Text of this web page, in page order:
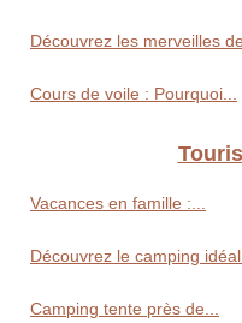
Découvrez les merveilles
Cours de voile : Pourquoi...
Vacances en famille :...
Découvrez le camping
Camping tente près de...